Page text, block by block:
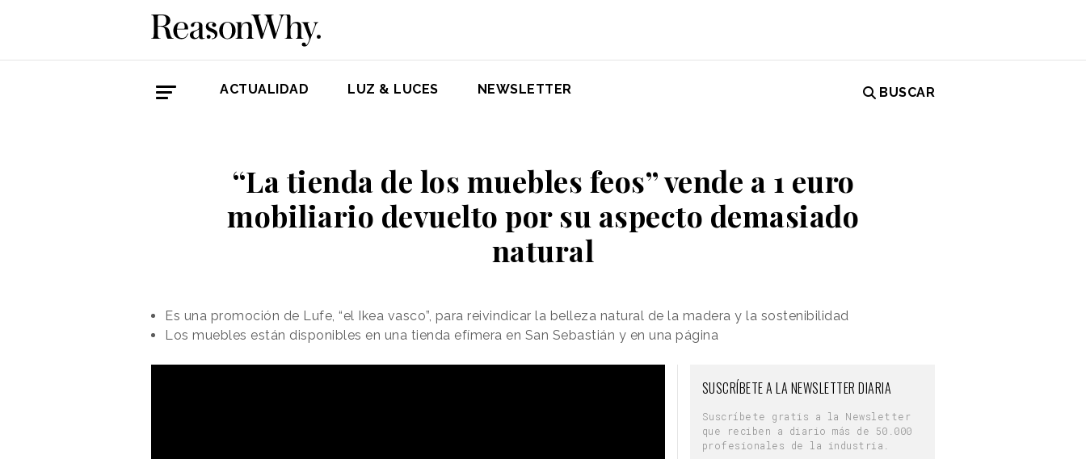
ACTUALIDAD LUZ & LUCES NEWSLETTER BUSCAR
“La tienda de los muebles feos” vende a 1 euro
mobiliario devuelto por su aspecto demasiado
natural
Es una promoción de Lufe, “el Ikea vasco”, para reivindicar la belleza natural de la madera y la sostenibilidad
Los muebles están disponibles en una tienda efímera en San Sebastián y en una página
SUSCRÍBETE A LA NEWSLETTER DIARIA
Suscríbete gratis a la Newsletter
que reciben a diario más de 50.000
profesionales de la industria.